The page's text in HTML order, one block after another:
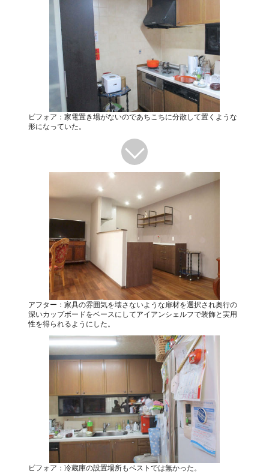
ビフォア：家電置き場がないのであちこちに分散して置くような
形になっていた。
アフター：家具の雰囲気を壊さないような扉材を選択され奥行の
深いカップボードをベースにしてアイアンシェルフで装飾と実用
性を得られるようにした。
ビフォア：冷蔵庫の設置場所もベストでは無かった。